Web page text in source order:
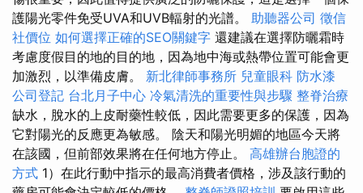
護陽光零件免受UVA和UVB輻射的光譜。 助聽器公司 徵信
社價位 如何選擇正確的SEO關鍵字 還建議在選擇防曬霜時
考慮度假目的地的目的地，因為地中海或熱帶位置可能會更
加激烈，以準備皮膚。 新北律師事務所 兒童眼科 防水漆
公司登記 台北月子中心 冷氣清洗的重要性與步驟 整脊治療
缺水，脫水的上皮耐藥性較低，因此需要更多的保護，因為
它對陽光的反應更為敏感。 陰天和陽光明媚的地區今天將
在該國，但前部效果將在任何地方停止。 高雄辦台胞證的
方式 1）在此行動中指示的最高消費者價格，涉及該行動的